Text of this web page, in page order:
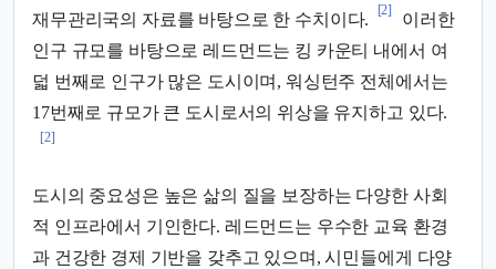
재무관리국의 자료를 바탕으로 한 수치이다.
[2]
이러한
인구 규모를 바탕으로 레드먼드는 킹 카운티 내에서 여
덟 번째로 인구가 많은 도시이며, 워싱턴주 전체에서는
17번째로 규모가 큰 도시로서의 위상을 유지하고 있다.
[2]
도시의 중요성은 높은 삶의 질을 보장하는 다양한 사회
적 인프라에서 기인한다. 레드먼드는 우수한 교육 환경
과 건강한 경제 기반을 갖추고 있으며, 시민들에게 다양